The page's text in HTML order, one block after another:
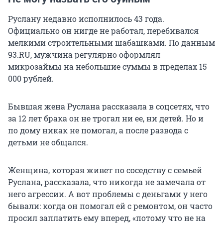
Руслану недавно исполнилось 43 года.
Официально он нигде не работал, перебивался
мелкими строительными шабашками. По данным
93.RU, мужчина регулярно оформлял
микрозаймы на небольшие суммы в пределах 15
000 рублей.
Бывшая жена Руслана рассказала в соцсетях, что
за 12 лет брака он не трогал ни ее, ни детей. Но и
по дому никак не помогал, а после развода с
детьми не общался.
Женщина, которая живет по соседству с семьей
Руслана, рассказала, что никогда не замечала от
него агрессии. А вот проблемы с деньгами у него
бывали: когда он помогал ей с ремонтом, он часто
просил заплатить ему вперед, «потому что не на